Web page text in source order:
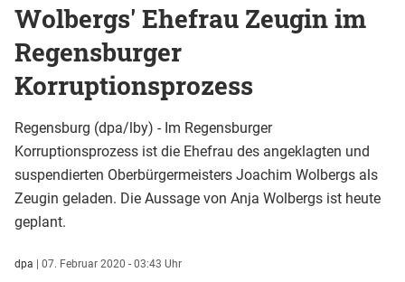
Wolbergs' Ehefrau Zeugin im
Regensburger
Korruptionsprozess
Regensburg (dpa/lby) - Im Regensburger
Korruptionsprozess ist die Ehefrau des angeklagten und
suspendierten Oberbürgermeisters Joachim Wolbergs als
Zeugin geladen. Die Aussage von Anja Wolbergs ist heute
geplant.
dpa | 07. Februar 2020 - 03:43 Uhr